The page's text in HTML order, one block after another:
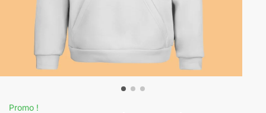
Promo !